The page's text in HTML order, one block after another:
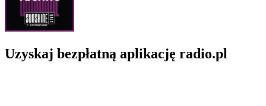
Uzyskaj bezpłatną aplikację radio.pl